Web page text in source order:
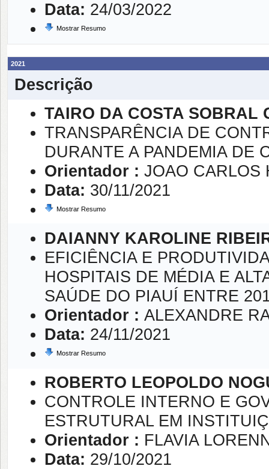
Data: 24/03/2022
Mostrar Resumo
2021
Descrição
TAIRO DA COSTA SOBRAL
TRANSPARÊNCIA DE
DURANTE A PANDEMIA DE
Orientador : JOAO CARLOS
Data: 30/11/2021
Mostrar Resumo
DAIANNY KAROLINE
EFICIÊNCIA E
HOSPITAIS DE MÉDIA E
SAÚDE DO PIAUÍ ENTRE
Orientador : ALEXANDRE
Data: 24/11/2021
Mostrar Resumo
ROBERTO LEOPOLDO
CONTROLE INTERNO E
ESTRUTURAL EM
Orientador : FLAVIA
Data: 29/10/2021